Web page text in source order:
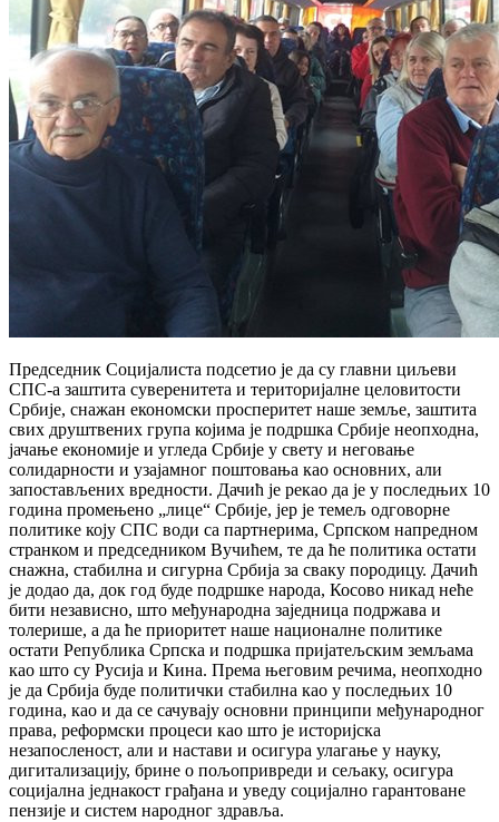
Председник Социјалиста подсетио је да су главни циљеви
СПС-а заштита суверенитета и територијалне целовитости
Србије, снажан економски просперитет наше земље, заштита
свих друштвених група којима је подршка Србије неопходна,
јачање економије и угледа Србије у свету и неговање
солидарности и узајамног поштовања као основних, али
запостављених вредности. Дачић је рекао да је у последњих 10
година промењено „лице“ Србије, јер је темељ одговорне
политике коју СПС води са партнерима, Српском напредном
странком и председником Вучићем, те да ће политика остати
снажна, стабилна и сигурна Србија за сваку породицу. Дачић
је додао да, док год буде подршке народа, Косово никад неће
бити независно, што међународна заједница подржава и
толерише, а да ће приоритет наше националне политике
остати Република Српска и подршка пријатељским земљама
као што су Русија и Кина. Према његовим речима, неопходно
је да Србија буде политички стабилна као у последњих 10
година, као и да се сачувају основни принципи међународног
права, реформски процеси као што је историјска
незапосленост, али и настави и осигура улагање у науку,
дигитализацију, брине о пољопривреди и сељаку, осигура
социјална једнакост грађана и уведу социјално гарантоване
пензије и систем народног здравља.